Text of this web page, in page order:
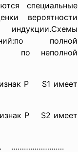
специальные
вероятности
индукции.Схемы
полной
по неполной
Р S1 имеет
Р S2 имеет
…………………….